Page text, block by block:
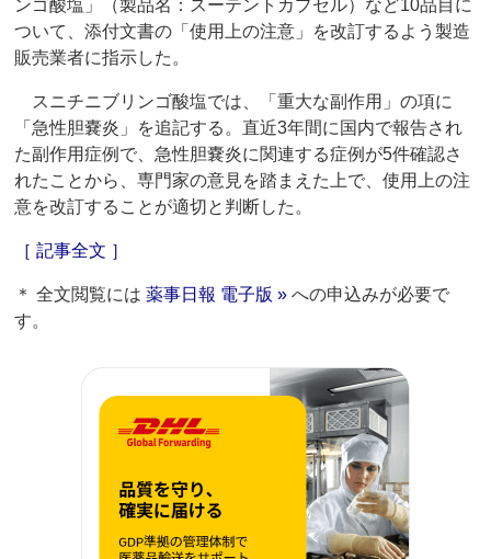
ンゴ酸塩」（製品名：スーテントカプセル）など10品目に
ついて、添付文書の「使用上の注意」を改訂するよう製造
販売業者に指示した。
スニチニブリンゴ酸塩では、「重大な副作用」の項に
「急性胆嚢炎」を追記する。直近3年間に国内で報告され
た副作用症例で、急性胆嚢炎に関連する症例が5件確認さ
れたことから、専門家の意見を踏まえた上で、使用上の注
意を改訂することが適切と判断した。
［ 記事全文 ］
＊ 全文閲覧には薬事日報 電子版 » への申込みが必要で
す。